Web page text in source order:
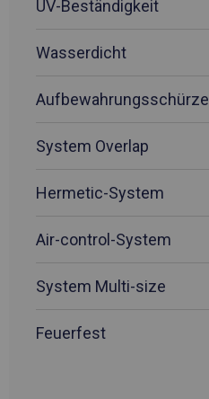
UV-Beständigkeit
Wasserdicht
Aufbewahrungsschürze
System Overlap
Hermetic-System
Air-control-System
System Multi-size
Feuerfest